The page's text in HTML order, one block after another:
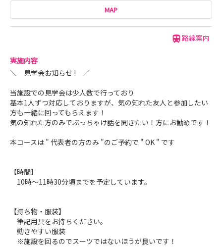
MAP
路線案内
実施内容
＼ 見学会お知らせ ! ／
当施設での見学会は少人数で行っており
基本1人ずつ対応しておりますが、気の知れた友人と参加したい
方も一緒に回ってもらえます！
気の知れた方のみでぶっちゃけ話を聞きたい！方にお勧めです！
本コースは " 代表者の方のみ "のご予約で " OK " です
【時間】
10時～11時30分頃までを予定しています。
【持ち物・服装】
筆記用具をお持ちください。
動きやすい服装
※施設を回るのでスーツではないほうが良いです！